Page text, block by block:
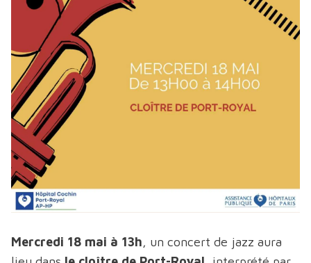
Mercredi 18 mai à 13h, un concert de jazz aura